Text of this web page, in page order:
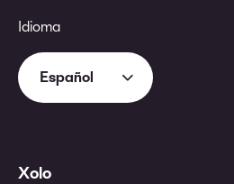
Idioma
Español
Xolo